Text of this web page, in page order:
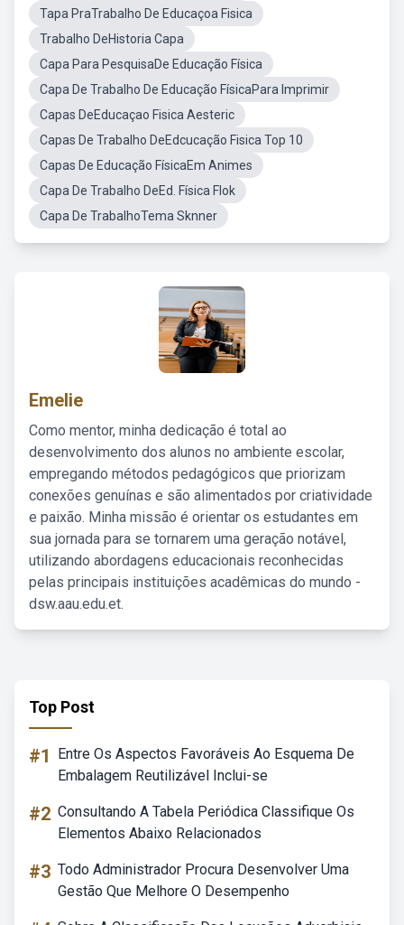
Tapa PraTrabalho De Educaçoa Fisica
Trabalho DeHistoria Capa
Capa Para PesquisaDe Educação Física
Capa De Trabalho De Educação FísicaPara Imprimir
Capas DeEducaçao Fisica Aesteric
Capas De Trabalho DeEdcucação Fisica Top 10
Capas De Educação FísicaEm Animes
Capa De Trabalho DeEd. Física Flok
Capa De TrabalhoTema Sknner
Emelie
Como mentor, minha dedicação é total ao
desenvolvimento dos alunos no ambiente escolar,
empregando métodos pedagógicos que priorizam
conexões genuínas e são alimentados por criatividade
e paixão. Minha missão é orientar os estudantes em
sua jornada para se tornarem uma geração notável,
utilizando abordagens educacionais reconhecidas
pelas principais instituições acadêmicas do mundo -
dsw.aau.edu.et.
Top Post
#1
Entre Os Aspectos Favoráveis Ao Esquema De
Embalagem Reutilizável Inclui-se
#2 Consultando A Tabela Periódica Classifique Os
Elementos Abaixo Relacionados
#3 Todo Administrador Procura Desenvolver Uma
Gestão Que Melhore O Desempenho